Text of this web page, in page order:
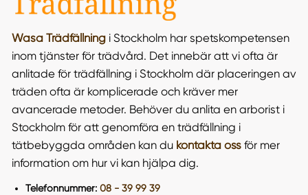
Wasa Trädfällningi Stockholm har spetskompetensen
inom tjänster för trädvård. Det innebär att vi ofta är
anlitade för trädfällning i Stockholm där placeringen av
träden ofta är komplicerade och kräver mer
avancerade metoder. Behöver du anlita en arborist i
Stockholm för att genomföra en trädfällning i
tätbebyggda områden kan du kontakta ossför mer
information om hur vi kan hjälpa dig.
Telefonnummer: 08 - 39 99 39